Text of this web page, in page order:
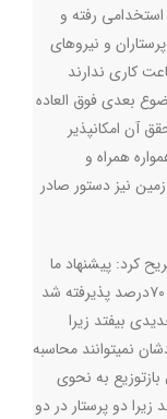
استخدامی رفته و
و نیروهای
کاری ندارند
بعدی فوق العاده
آن امکانپذیر
همراه و
نیز دستور صادر
کرد: پیشنهاد ما
برای افزایش میزان تعرفه‌ها ۸۵درصد بود اما ۶۰تا ۷۰درصد پذیرفته شد
بیفتد زیرا
نمیتوانند محاسبه
به نحوی
زیرا دو پرستار در دو